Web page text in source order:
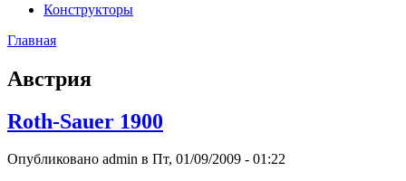
Конструкторы
Главная
Австрия
Roth-Sauer 1900
Опубликовано admin в Пт, 01/09/2009 - 01:22